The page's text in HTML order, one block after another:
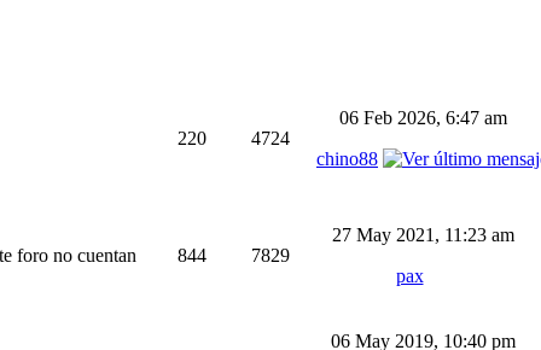
220 4724
06 Feb 2026, 6:47 am
chino88
foro no cuentan
844 7829
27 May 2021, 11:23 am
pax
06 May 2019, 10:40 pm